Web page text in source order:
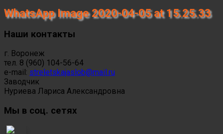
WhatsApp Image 2020-04-05 at 15.25.33
Наши контакты
г. Воронеж
тел. 8 (960) 104-56-64
e-mail: streletskajaslob@mail.ru
Заводчик
Нуриева Лариса Александровна
Мы в соц. сетях